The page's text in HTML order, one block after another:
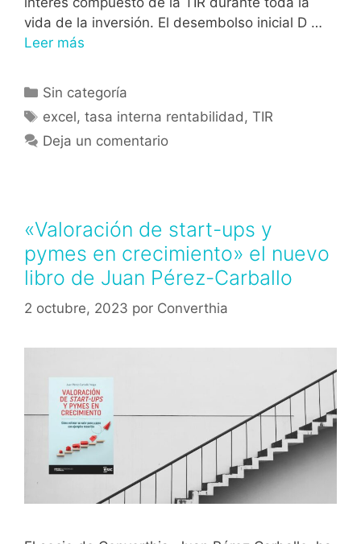
vida de la inversión. El desembolso inicial D …
Leer más
Sin categoría
excel,tasa interna rentabilidad ,TIR
Deja un comentario
«Valoración de start-ups y
pymes en crecimiento» el nuevo
libro de Juan Pérez-Carballo
2 octubre, 2023 por Converthia